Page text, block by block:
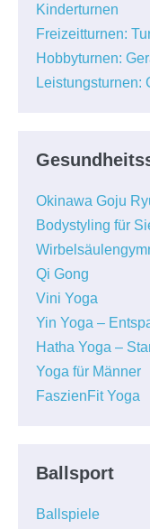
Kinderturnen
Freizeitturnen:
Hobbyturnen:
Leistungsturnen:
Okinawa Goju
Bodystyling für
Qi Gong
Vini Yoga
Yin Yoga –
Hatha Yoga –
Yoga für Männer
FaszienFit Yoga
Ballsport
Ballspiele